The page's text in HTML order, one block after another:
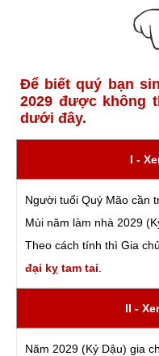
Để biết quý bạn
2029 được không
dưới đây.
I -
Người tuổi Quý Mão cần
Mùi năm làm nhà 2029
Theo cách tính thì Gia
đại kỵ tam tai
II -
Năm 2029 (Kỷ Dậu) gia